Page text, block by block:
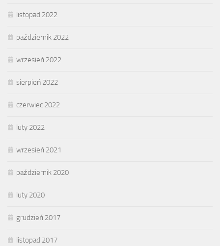
listopad 2022
październik 2022
wrzesień 2022
sierpień 2022
czerwiec 2022
luty 2022
wrzesień 2021
październik 2020
luty 2020
grudzień 2017
listopad 2017